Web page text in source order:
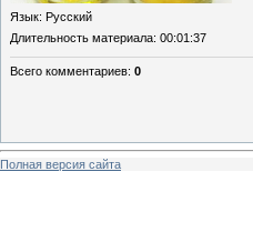
Язык: Русский
Длительность материала: 00:01:37
Всего комментариев: 0
Полная версия сайта